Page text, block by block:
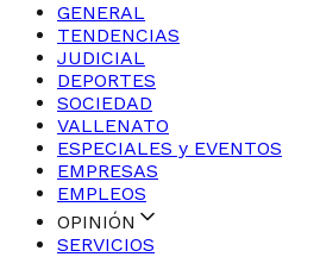
GENERAL
TENDENCIAS
JUDICIAL
DEPORTES
SOCIEDAD
VALLENATO
ESPECIALES y EVENTOS
EMPRESAS
EMPLEOS
OPINIÓN
SERVICIOS